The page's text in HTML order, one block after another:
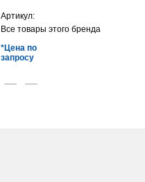
Артикул:
Все товары этого бренда
*Цена по
запросу